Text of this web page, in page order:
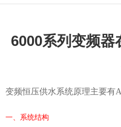
6000系列变频器
变频恒压供水系统原理主要有
一、 系统结构